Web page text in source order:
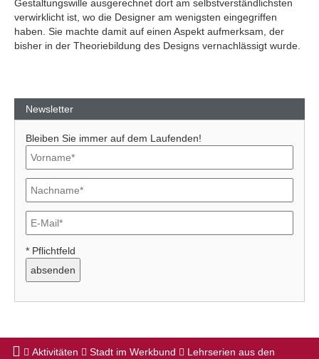
Gestaltungswille ausgerechnet dort am selbstverständlichsten
verwirklicht ist, wo die Designer am wenigsten eingegriffen
haben. Sie machte damit auf einen Aspekt aufmerksam, der
bisher in der Theoriebildung des Designs vernachlässigt wurde.
Newsletter
Bleiben Sie immer auf dem Laufenden!
* Pflichtfeld
Aktivitäten Stadt im Werkbund Lehrserien aus den